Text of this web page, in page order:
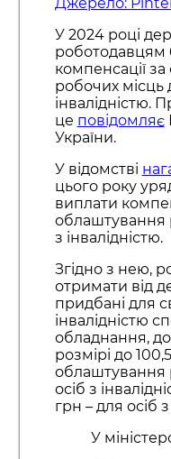
У 2024 році
роботодавцям
компенсації
робочих місць
інвалідністю.
це повідомляє
України.
У відомстві
цього року
виплати
облаштування
з інвалідністю.
Згідно з нею,
отримати від
придбані для
інвалідністю
обладнання,
розмірі до
облаштування
осіб з
грн – для осіб
У